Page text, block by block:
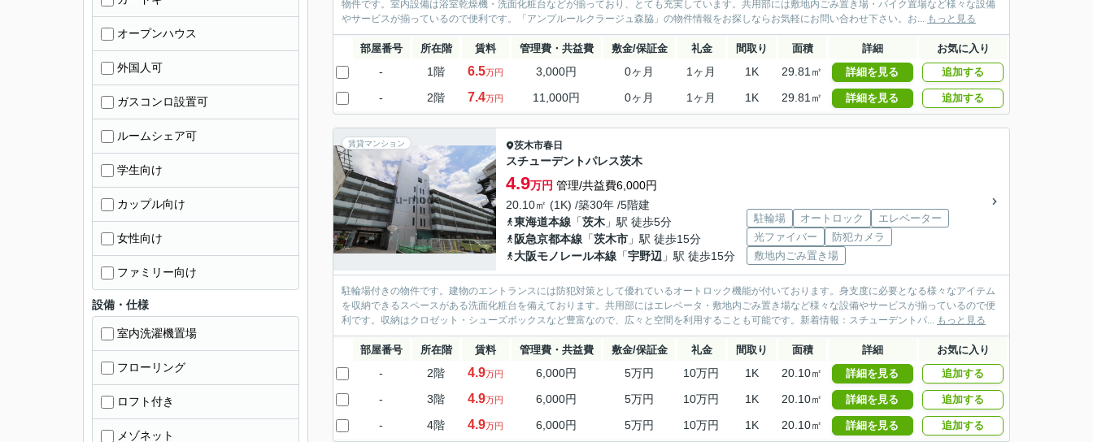
物件です。室内設備は浴室乾燥機・洗面化粧台などが揃っており、とても充実しています。共用部には敷地内ごみ置き場・バイク置場など様々な設備
やサービスが揃っているので便利です。「アンプルールクラージュ森脇」の物件情報をお探しならお気軽にお問い合わせ下さい。お... もっと見る
部屋番号 所在階 賃料 管理費・共益費 敷金/保証金 礼金 間取り 面積 詳細 お気に入り
- 1階 6.5万円 3,000円 0ヶ月 1ヶ月 1K 29.81㎡ 詳細を見る 追加する
- 2階 7.4万円 11,000円 0ヶ月 1ヶ月 1K 29.81㎡ 詳細を見る 追加する
賃貸マンション 茨木市春日
スチューデントパレス茨木
4.9万円 管理/共益費6,000円
20.10㎡ (1K) /築30年 /5階建
東海道本線 「茨木 」駅 徒歩5分
阪急京都本線 「茨木市 」駅 徒歩15分
大阪モノレール本線 「宇野辺 」駅 徒歩15分
駐輪場 オートロック
エレベーター
光ファイバー
防犯カメラ
敷地内ごみ置き場
駐輪場付きの物件です。建物のエントランスには防犯対策として優れているオートロック機能が付いております。身支度に必要となる様々なアイテム
を収納できるスペースがある洗面化粧台を備えております。共用部にはエレベータ・敷地内ごみ置き場など様々な設備やサービスが揃っているので便
利です。収納はクロゼット・シューズボックスなど豊富なので、広々と空間を利用することも可能です。新着情報：スチューデントパ... もっと見る
部屋番号 所在階 賃料 管理費・共益費 敷金/保証金 礼金 間取り 面積 詳細 お気に入り
- 2階 4.9万円 6,000円 5万円 10万円 1K 20.10㎡ 詳細を見る 追加する
- 3階 4.9万円 6,000円 5万円 10万円 1K 20.10㎡ 詳細を見る 追加する
- 4階 4.9万円 6,000円 5万円 10万円 1K 20.10㎡ 詳細を見る 追加する
オープンハウス
外国人可
ガスコンロ設置可
ルームシェア可
学生向け
カップル向け
女性向け
ファミリー向け
設備・仕様
室内洗濯機置場
フローリング
ロフト付き
メゾネット